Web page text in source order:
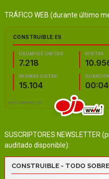
TRÁFICO WEB (durante último
SUSCRIPTORES
auditado disponible):